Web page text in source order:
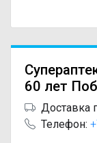
60 лет
Доставка
Телефон: